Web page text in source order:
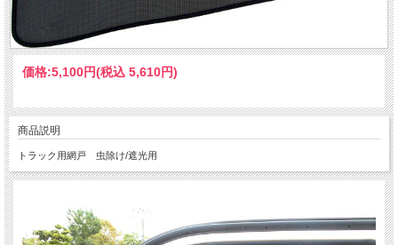
価格:5,100円(税込 5,610円)
商品説明
トラック用網戸 虫除け/遮光用